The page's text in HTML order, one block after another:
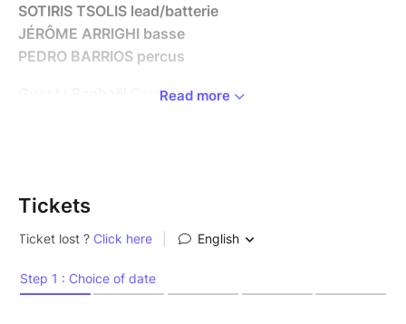
SOTIRIS TSOLIS lead/batterie
JÉRÔME ARRIGHI basse
PEDRO BARRIOS percus
Guest : Raphaël Gautier guitare
l’initiative de cette aventure sonore : Sotiris Tsolis,
jeu précis et intense fait de chaque session un
toutes musiques
Read more
Tickets